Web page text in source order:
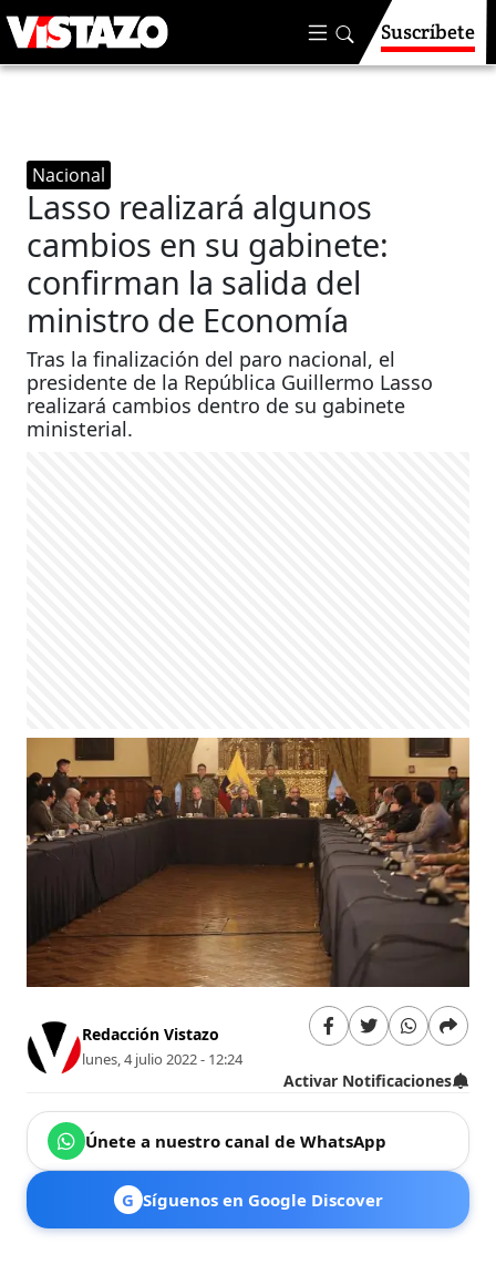
Suscríbete
Nacional
Lasso realizará algunos
cambios en su gabinete:
confirman la salida del
ministro de Economía
Tras la finalización del paro nacional, el
presidente de la República Guillermo Lasso
realizará cambios dentro de su gabinete
ministerial.
Redacción Vistazo
lunes, 4 julio 2022 - 12:24
Activar Notificaciones
Únete a nuestro canal de WhatsApp
G Síguenos en Google Discover